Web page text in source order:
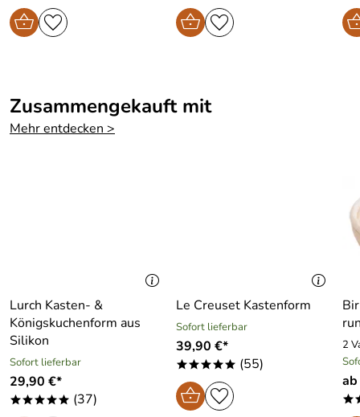
Zusammengekauft mit
Mehr entdecken >
Lurch Kasten- &
Königskuchenform aus
Silikon
Sofort lieferbar
29,90 €*
***** (37)
Le Creuset Kastenform
Sofort lieferbar
39,90 €*
***** (55)
2